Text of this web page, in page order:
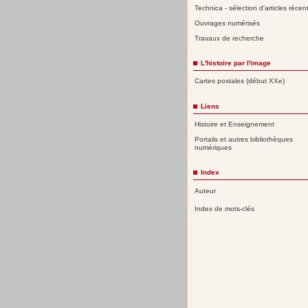
Technica - sélection d'articles
Ouvrages numérisés
Travaux de recherche
L'histoire par l'image
Cartes postales (début XXe)
Liens
Histoire et Enseignement
Portails et autres bibliothèques
numériques
Index
Auteur
Index de mots-clés